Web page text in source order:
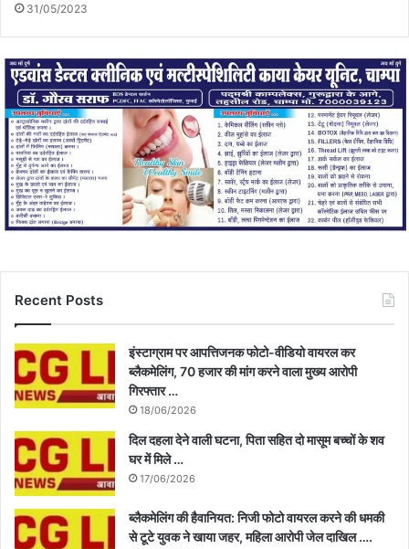
31/05/2023
Recent Posts
इंस्टाग्राम पर आपत्तिजनक फोटो-वीडियो वायरल कर
ब्लैकमेलिंग, 70 हजार की मांग करने वाला मुख्य आरोपी
गिरफ्तार …
18/06/2026
दिल दहला देने वाली घटना, पिता सहित दो मासूम बच्चों के शव
घर में मिले …
17/06/2026
ब्लैकमेलिंग की हैवानियत: निजी फोटो वायरल करने की धमकी
से टूटे युवक ने खाया जहर, महिला आरोपी जेल दाखिल ….